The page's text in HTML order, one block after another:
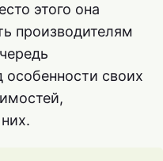
этого она
производителям
особенности своих